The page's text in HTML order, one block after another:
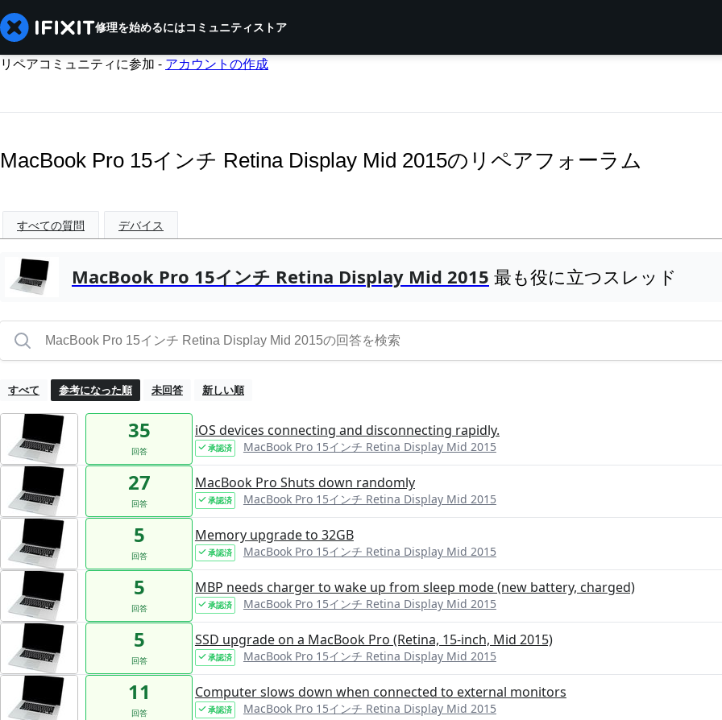
修理を始めるにはコミュニティストア
リペアコミュニティに参加 - アカウントの作成
MacBook Pro 15インチ Retina Display Mid 2015のリペアフォーラム
すべての質問 デバイス
MacBook Pro 15インチ Retina Display Mid 2015 最も役に立つスレッド
すべて 参考になった順 未回答 新しい順
35
回答
iOS devices connecting and disconnecting rapidly.
承認済 MacBook Pro 15インチ Retina Display Mid 2015
27
回答
MacBook Pro Shuts down randomly
承認済 MacBook Pro 15インチ Retina Display Mid 2015
5
回答
Memory upgrade to 32GB
承認済 MacBook Pro 15インチ Retina Display Mid 2015
5
回答
MBP needs charger to wake up from sleep mode (new battery, charged)
承認済 MacBook Pro 15インチ Retina Display Mid 2015
5
回答
SSD upgrade on a MacBook Pro (Retina, 15-inch, Mid 2015)
承認済 MacBook Pro 15インチ Retina Display Mid 2015
11
回答
Computer slows down when connected to external monitors
承認済 MacBook Pro 15インチ Retina Display Mid 2015